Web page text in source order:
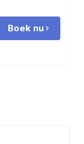
Boek nu